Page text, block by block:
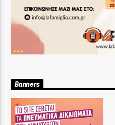
Banners